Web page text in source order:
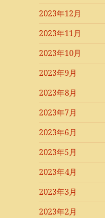
2023年12月
2023年11月
2023年10月
2023年9月
2023年8月
2023年7月
2023年6月
2023年5月
2023年4月
2023年3月
2023年2月